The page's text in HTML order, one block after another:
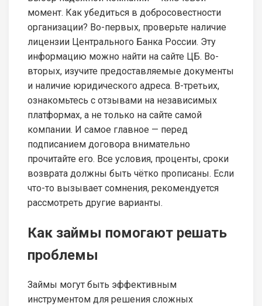
момент. Как убедиться в добросовестности
организации? Во-первых, проверьте наличие
лицензии Центрального Банка России. Эту
информацию можно найти на сайте ЦБ. Во-
вторых, изучите предоставляемые документы
и наличие юридического адреса. В-третьих,
ознакомьтесь с отзывами на независимых
платформах, а не только на сайте самой
компании. И самое главное — перед
подписанием договора внимательно
прочитайте его. Все условия, проценты, сроки
возврата должны быть чётко прописаны. Если
что-то вызывает сомнения, рекомендуется
рассмотреть другие варианты.
Как займы помогают решать
проблемы
Займы могут быть эффективным
инструментом для решения сложных